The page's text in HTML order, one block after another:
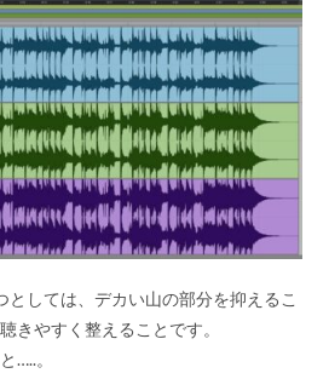
としては、デカい山の部分を抑えるこ
きやすく整えることです。
…..。